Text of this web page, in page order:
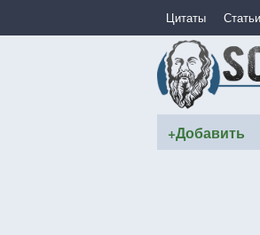
Цитаты Статьи
+Добавить